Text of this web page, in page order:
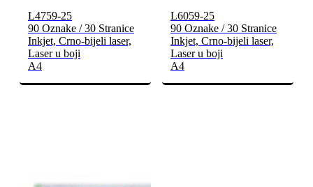
L4759-25
90 Oznake / 30 Stranice
Inkjet, Crno-bijeli laser,
Laser u boji
A4
L6059-25
90 Oznake / 30 Stranice
Inkjet, Crno-bijeli laser,
Laser u boji
A4